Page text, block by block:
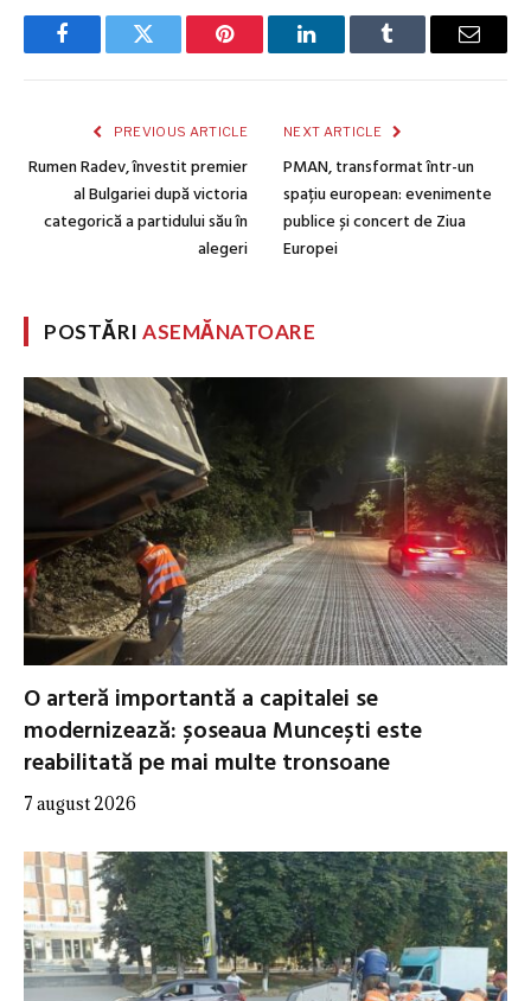
FacebookTwitter Pinterest LinkedInTumblr Email
PREVIOUS ARTICLE
Rumen Radev, învestit premier
al Bulgariei după victoria
categorică a partidului său în
alegeri
NEXT ARTICLE
PMAN, transformat într-un
spațiu european: evenimente
publice și concert de Ziua
Europei
POSTĂRIASEMĂNATOARE
O arteră importantă a capitalei se
modernizează: șoseaua Muncești este
reabilitată pe mai multe tronsoane
7 august 2026